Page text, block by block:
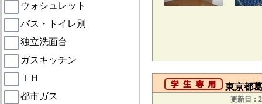
ウォシュレット
バス・トイレ別
独立洗面台
ガスキッチン
ＩＨ
都市ガス
東京都
更新日：